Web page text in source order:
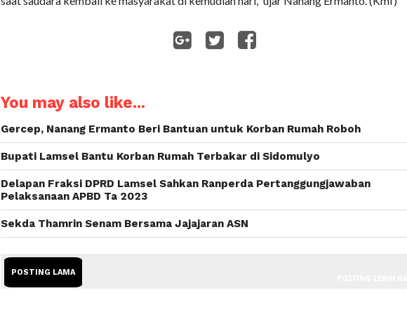
You may also like...
Gercep, Nanang Ermanto Beri Bantuan untuk Korban Rumah Roboh
Bupati Lamsel Bantu Korban Rumah Terbakar di Sidomulyo
Delapan Fraksi DPRD Lamsel Sahkan Ranperda Pertanggungjawaban
Pelaksanaan APBD Ta 2023
Sekda Thamrin Senam Bersama Jajajaran ASN
POSTING LAMA